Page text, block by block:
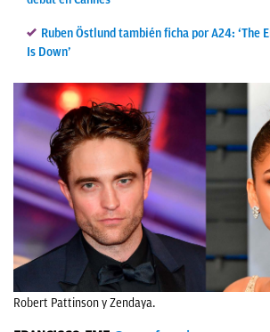
Ruben Östlund también ficha por A24: ‘The
Is Down’
Robert Pattinson y Zendaya.